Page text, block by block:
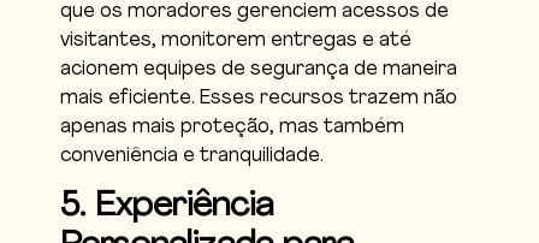
que os moradores gerenciem acessos de
visitantes, monitorem entregas e até
acionem equipes de segurança de maneira
mais eficiente. Esses recursos trazem não
apenas mais proteção, mas também
conveniência e tranquilidade.
5. Experiência